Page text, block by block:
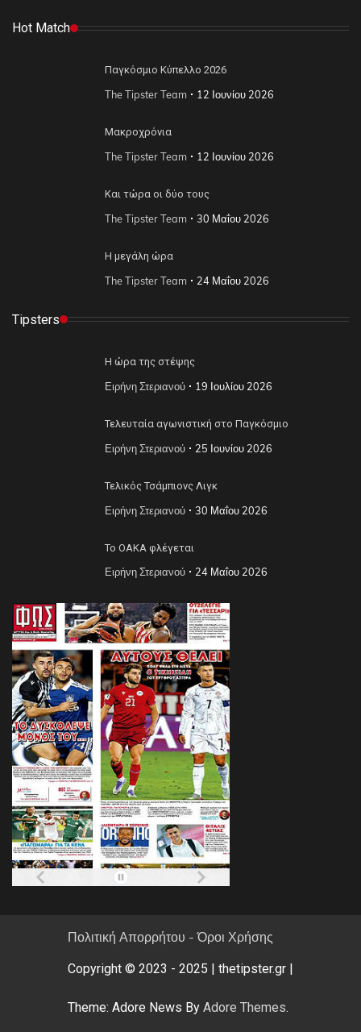
Hot Match
Παγκόσμιο Κύπελλο 2026
The Tipster Team 12 Ιουνίου 2026
Μακροχρόνια
The Tipster Team 12 Ιουνίου 2026
Και τώρα οι δύο τους
The Tipster Team 30 Μαΐου 2026
Η μεγάλη ώρα
The Tipster Team 24 Μαΐου 2026
Tipsters
Η ώρα της στέψης
Ειρήνη Στεριανού 19 Ιουλίου 2026
Τελευταία αγωνιστική στο Παγκόσμιο
Ειρήνη Στεριανού 25 Ιουνίου 2026
Τελικός Τσάμπιονς Λιγκ
Ειρήνη Στεριανού 30 Μαΐου 2026
Το ΟΑΚΑ φλέγεται
Ειρήνη Στεριανού 24 Μαΐου 2026
Πολιτική Απορρήτου - Όροι Χρήσης
Copyright © 2023 - 2025 | thetipster.gr |
Theme: Adore News By Adore Themes.